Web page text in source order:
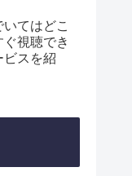
てはどこ
視聴でき
ビスを紹